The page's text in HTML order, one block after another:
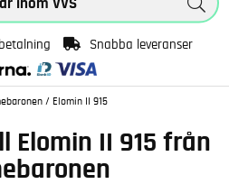
Snabba leveranser
/ Elomin II 915
Elomin II 915 från